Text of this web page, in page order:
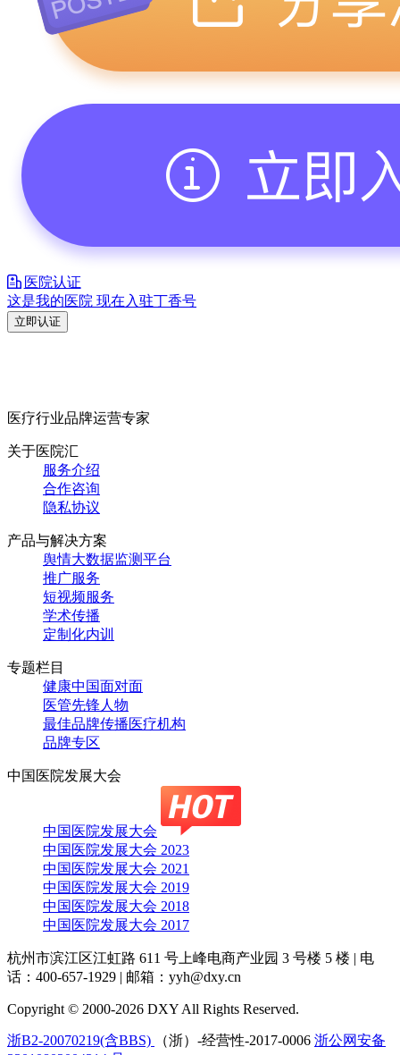
医院认证
这是我的医院 现在入驻丁香号
立即认证
医疗行业品牌运营专家
关于医院汇
服务介绍
合作咨询
隐私协议
产品与解决方案
舆情大数据监测平台
推广服务
短视频服务
学术传播
定制化内训
专题栏目
健康中国面对面
医管先锋人物
最佳品牌传播医疗机构
品牌专区
中国医院发展大会
中国医院发展大会
中国医院发展大会 2023
中国医院发展大会 2021
中国医院发展大会 2019
中国医院发展大会 2018
中国医院发展大会 2017
杭州市滨江区江虹路 611 号上峰电商产业园 3 号楼 5 楼 | 电
话：400-657-1929 | 邮箱：yyh@dxy.cn
Copyright © 2000-2026 DXY All Rights Reserved.
浙B2-20070219(含BBS) （浙）-经营性-2017-0006 浙公网安备